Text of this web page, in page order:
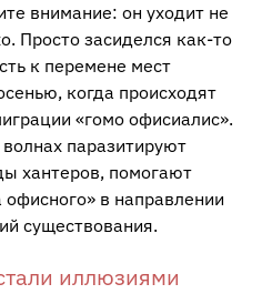
внимание: он уходит не
Просто засиделся как-то
к перемене мест
когда происходят
«гомо офисиалис».
паразитируют
хантеров, помогают
в направлении
существования.
иллюзиями